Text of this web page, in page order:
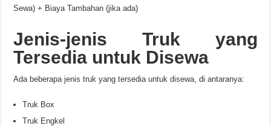
Sewa) + Biaya Tambahan (jika ada)
Jenis-jenis Truk yang
Tersedia untuk Disewa
Ada beberapa jenis truk yang tersedia untuk disewa, di antaranya:
Truk Box
Truk Engkel